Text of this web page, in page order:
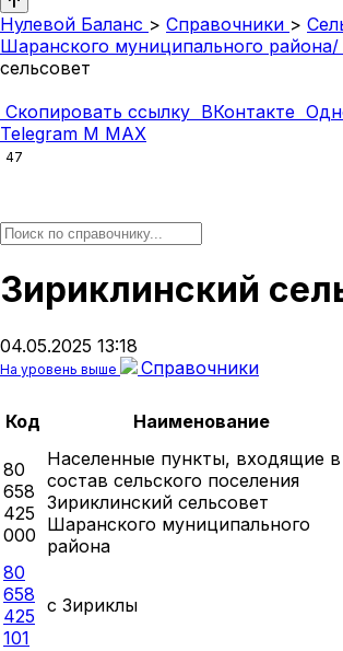
Нулевой Баланс > Справочники >
Шаранского муниципального района/
сельсовет
Скопировать ссылку ВКонтакте
Telegram M MAX
47
Зириклинский
04.05.2025 13:18
На уровень выше Справочники
Код Наименование
80
658
425
000
Населенные пункты, входящие в
состав сельского поселения
Зириклинский сельсовет
Шаранского муниципального
района
80
658
425
101
с Зириклы